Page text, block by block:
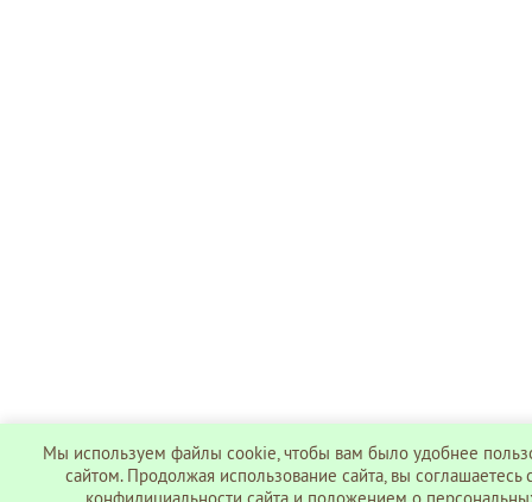
Мы используем файлы cookie, чтобы вам было удобнее
сайтом. Продолжая использование сайта, вы соглашаетесь